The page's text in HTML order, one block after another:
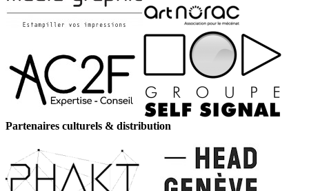
Partenaires culturels & distribution